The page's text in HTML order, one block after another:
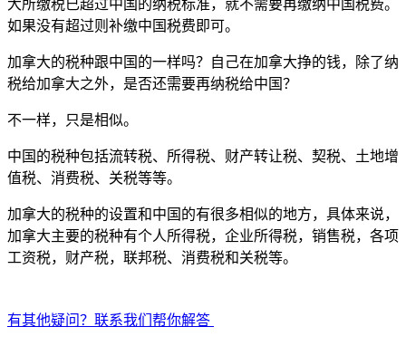
大所缴税已超过中国的纳税标准，就不需要再缴纳中国税费。
如果没有超过则补缴中国税费即可。
加拿大的税种跟中国的一样吗？自己在加拿大挣的钱，除了纳
税给加拿大之外，是否还需要再纳税给中国？
不一样，只是相似。
中国的税种包括流转税、所得税、财产转让税、契税、土地增
值税、消费税、关税等等。
加拿大的税种的设置和中国的有很多相似的地方，具体来说，
加拿大主要的税种有个人所得税，企业所得税，销售税，各项
工资税，财产税，联邦税、消费税和关税等。
有其他疑问？联系我们帮你解答